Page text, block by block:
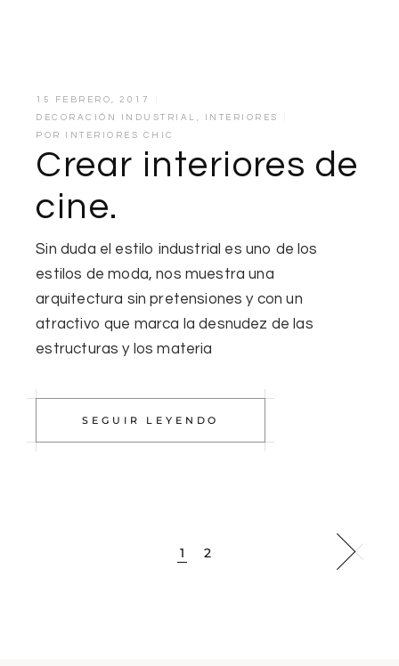
15 FEBRERO, 2017
DECORACIÓN INDUSTRIAL ,
INTERIORES
POR
INTERIORES CHIC
Crear interiores de
cine.
Sin duda el estilo industrial es uno de los
estilos de moda, nos muestra una
arquitectura sin pretensiones y con un
atractivo que marca la desnudez de las
estructuras y los materia
SEGUIR LEYENDO
1 2